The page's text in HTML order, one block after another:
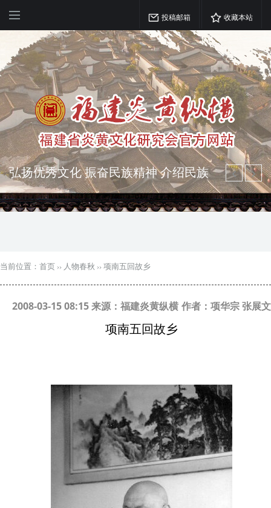
投稿邮箱 收藏本站
弘扬优秀文化 振奋民族精神 介绍民族
瑰宝 宣传中华精英
突出海西特色 报道台港澳侨 坚持古为
当前位置： 首页 ›› 人物春秋 ›› 项南五回故乡
2008-03-15 08:15 来源：福建炎黄纵横 作者：项华宗 张展文
项南五回故乡